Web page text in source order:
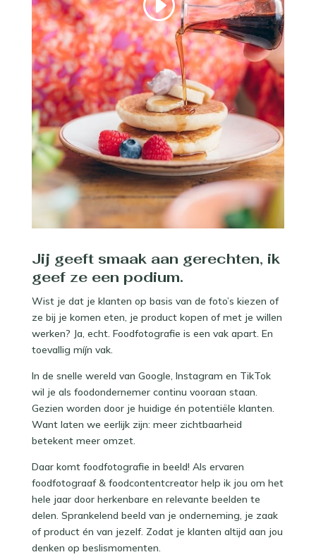
Jij geeft smaak aan gerechten, ik
geef ze een podium.
Wist je dat je klanten op basis van de foto’s kiezen of
ze bij je komen eten, je product kopen of met je willen
werken? Ja, echt. Foodfotografie is een vak apart. En
toevallig míjn vak.
In de snelle wereld van Google, Instagram en TikTok
wil je als foodondernemer continu vooraan staan.
Gezien worden door je huidige én potentiële klanten.
Want laten we eerlijk zijn: meer zichtbaarheid
betekent meer omzet.
Daar komt foodfotografie in beeld! Als ervaren
foodfotograaf & foodcontentcreator help ik jou om het
hele jaar door herkenbare en relevante beelden te
delen. Sprankelend beeld van je onderneming, je zaak
of product én van jezelf. Zodat je klanten altijd aan jou
denken op beslismomenten.